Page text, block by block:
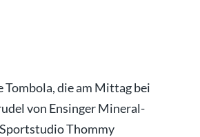
die am Mittag bei
von Ensinger Mineral-
Thommy